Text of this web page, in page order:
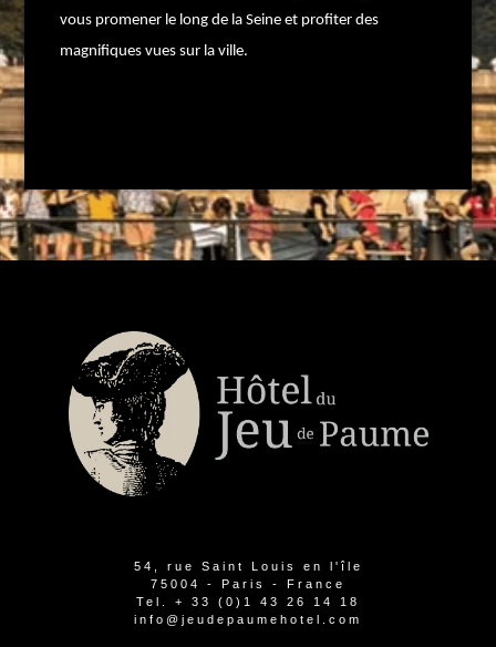
vous promener le long de la Seine et profiter des
magnifiques vues sur la ville.
54, rue Saint Louis en l'île
75004 - Paris - France
Tel. + 33 (0)1 43 26 14 18
info@jeudepaumehotel.com